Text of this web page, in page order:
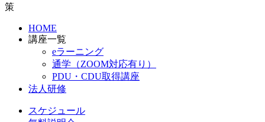
策
HOME
講座一覧
eラーニング
通学（ZOOM対応有り）
PDU・CDU取得講座
法人研修
スケジュール